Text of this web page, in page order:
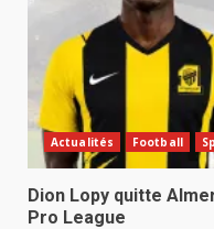
Actualités Football
Dion Lopy quitte
Pro League